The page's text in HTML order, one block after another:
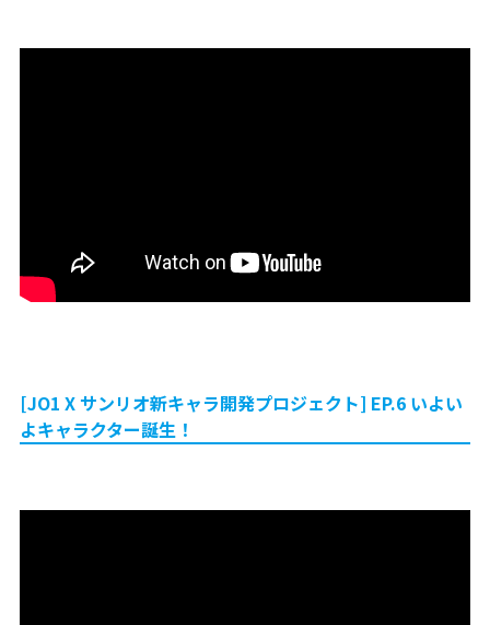
[JO1 X サンリオ新キャラ開発プロジェクト] EP.6 いよい
よキャラクター誕生！